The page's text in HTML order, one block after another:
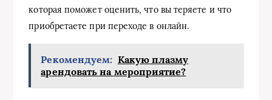
которая поможет оценить, что вы теряете и что
приобретаете при переходе в онлайн.
Рекомендуем: Какую плазму
арендовать на мероприятие?